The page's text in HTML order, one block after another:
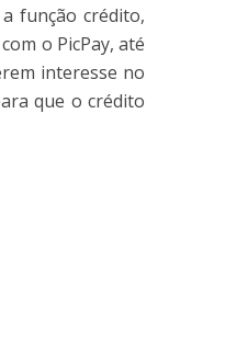
função crédito,
o PicPay, até
interesse no
que o crédito